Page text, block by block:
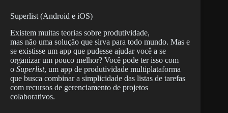
Superlist (Android e iOS)
Existem muitas teorias sobre produtividade,
mas não uma solução que sirva para todo mundo. Mas e
se existisse um app que pudesse ajudar você a se
organizar um pouco melhor? Você pode ter isso com
o Superlist, um app de produtividade multiplataforma
que busca combinar a simplicidade das listas de tarefas
com recursos de gerenciamento de projetos
colaborativos.